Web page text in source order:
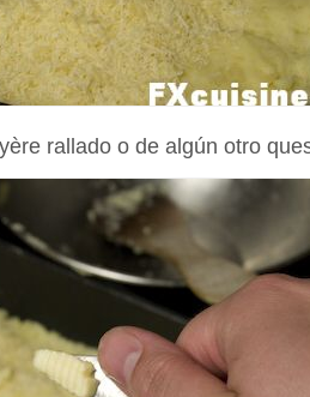
rallado o de algún otro